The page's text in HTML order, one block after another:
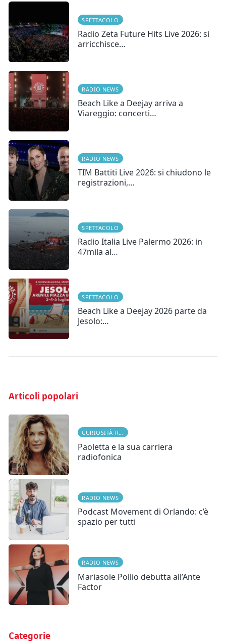
SPETTACOLO
Radio Zeta Future Hits Live 2026: si
arricchisce…
RADIO NEWS
Beach Like a Deejay arriva a
Viareggio: concerti…
RADIO NEWS
TIM Battiti Live 2026: si chiudono le
registrazioni,…
SPETTACOLO
Radio Italia Live Palermo 2026: in
47mila al…
SPETTACOLO
Beach Like a Deejay 2026 parte da
Jesolo:…
Articoli popolari
CURIOSITÀ RADIOFONICHE
Paoletta e la sua carriera
radiofonica
RADIO NEWS
Podcast Movement di Orlando: c’è
spazio per tutti
RADIO NEWS
Mariasole Pollio debutta all’Ante
Factor
Categorie